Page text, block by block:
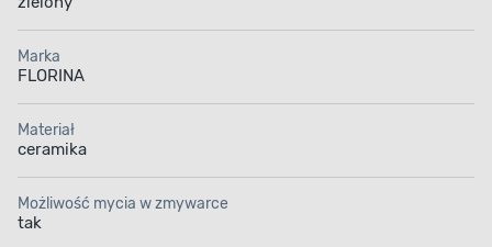
Marka
FLORINA
Materiał
ceramika
Możliwość mycia w zmywarce
tak